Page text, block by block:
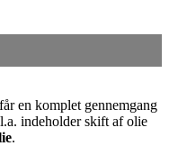
en komplet gennemgang
indeholder skift af olie
.